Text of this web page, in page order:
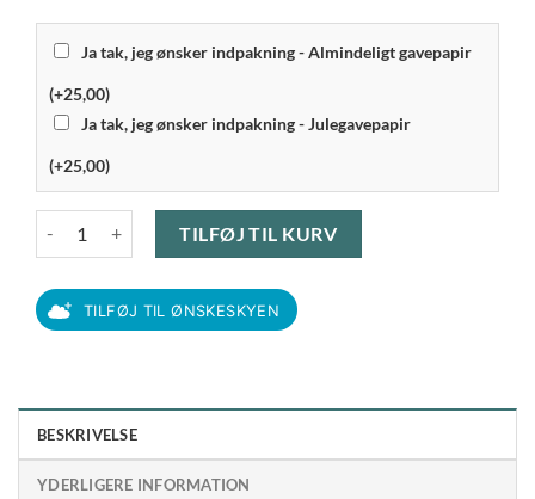
Ja tak, jeg ønsker indpakning - Almindeligt gavepapir
(+25,00)
Ja tak, jeg ønsker indpakning - Julegavepapir
(+25,00)
TILFØJ TIL KURV
TILFØJ TIL ØNSKESKYEN
BESKRIVELSE
YDERLIGERE INFORMATION